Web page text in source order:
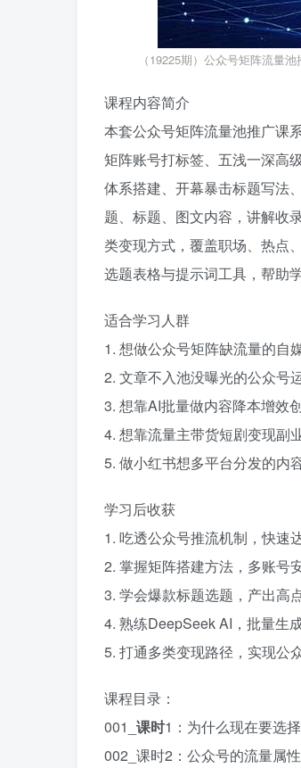
（19225期）公众号矩阵流量
课程内容简介
本套公众号矩阵流量池推广课
矩阵账号打标签、五浅一深高
体系搭建、开幕暴击标题写法
题、标题、图文内容，讲解收
类变现方式，覆盖职场、热点
选题表格与提示词工具，帮助
适合学习人群
1. 想做公众号矩阵缺流量的自
2. 文章不入池没曝光的公众号
3. 想靠AI批量做内容降本增效
4. 想靠流量主带货短剧变现副
5. 做小红书想多平台分发的内
学习后收获
1. 吃透公众号推流机制，快速
2. 掌握矩阵搭建方法，多账号
3. 学会爆款标题选题，产出高
4. 熟练DeepSeek AI，批量生
5. 打通多类变现路径，实现公
课程目录：
001_ 课时1：为什么现在要选
002_课时2：公众号的流量属性